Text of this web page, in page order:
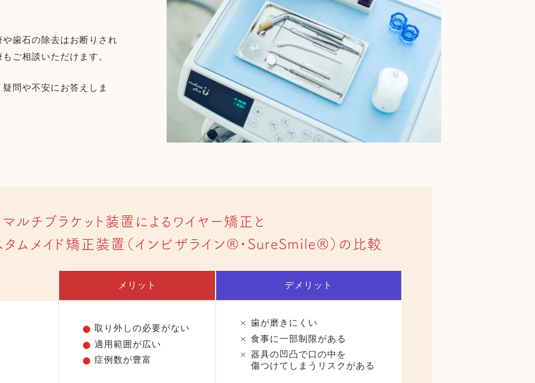
歯石の除去はお断りされ
ご相談いただけます。
問や不安にお答えしま
マルチブラケット装置によるワイヤー矯正と
タムメイド矯正装置（インビザライン®・SureSmile®）の比較
メリット デメリット
取り外しの必要がない
適用範囲が広い
症例数が豊富
歯が磨きにくい
食事に一部制限がある
器具の凹凸で口の中を
傷つけてしまうリスクがある